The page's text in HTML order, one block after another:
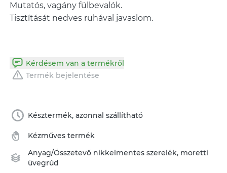
Mutatós, vagány fülbevalók.
Tisztítását nedves ruhával javaslom.
Kérdésem van a termékről
Termék bejelentése
Késztermék, azonnal szállítható
Kézműves termék
Anyag/Összetevő nikkelmentes szerelék, moretti
üvegrúd